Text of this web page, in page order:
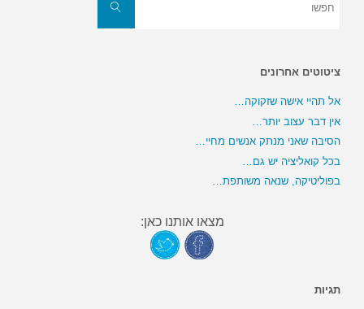
חפשו
ציטוטים אחרונים
אל תהיי אישה שזקוקה…
אין דבר עצוב יותר…
הסיבה שאני מנתק אנשים מחיי…
בכל קואליציה יש גם…
בפוליטיקה, שנאה משותפת…
מצאו אותנו כאן:
תגיות